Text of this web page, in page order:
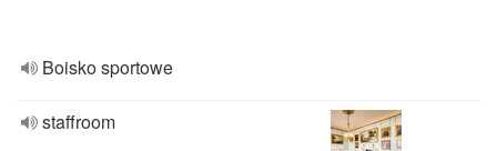
Boisko sportowe
staffroom